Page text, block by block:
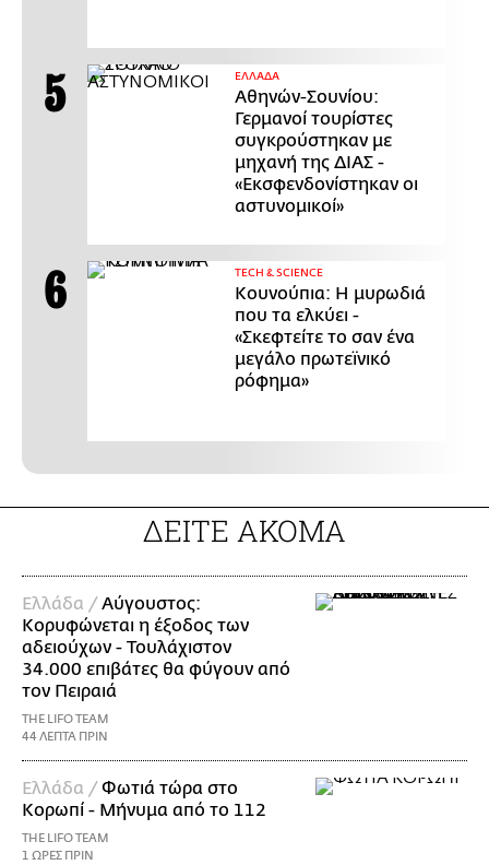
ΕΛΛΑΔΑ
Αθηνών-Σουνίου:
Γερμανοί τουρίστες
συγκρούστηκαν με
μηχανή της ΔΙΑΣ -
«Εκσφενδονίστηκαν οι
αστυνομικοί»
ΤECH & SCIENCE
Κουνούπια: Η μυρωδιά
που τα ελκύει -
«Σκεφτείτε το σαν ένα
μεγάλο πρωτεϊνικό
ρόφημα»
ΔΕΙΤΕ ΑΚΟΜΑ
Ελλάδα /Αύγουστος:
Κορυφώνεται η έξοδος των
αδειούχων - Τουλάχιστον
34.000 επιβάτες θα φύγουν από
τον Πειραιά
THE LIFO TEAM
44 ΛΕΠΤΑ ΠΡΙΝ
Ελλάδα /Φωτιά τώρα στο
Κορωπί - Μήνυμα από το 112
THE LIFO TEAM
1 ΩΡΕΣ ΠΡΙΝ